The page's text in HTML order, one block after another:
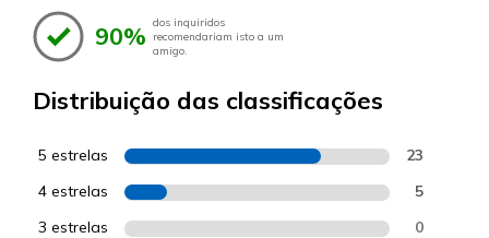
90% dos inquiridos
recomendariam isto a um
amigo.
Distribuição das classificações
5 estrelas 23
4 estrelas 5
3 estrelas 0